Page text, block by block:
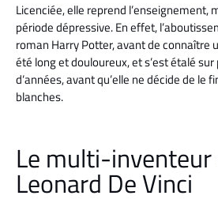
Licenciée, elle reprend l’enseignement,
période dépressive. En effet,
roman Harry Potter, avant de connaître
été long et douloureux, et s’est étalé sur
d’années, avant qu’elle ne décide de le
blanches.
Le multi-
Leonard De Vinci